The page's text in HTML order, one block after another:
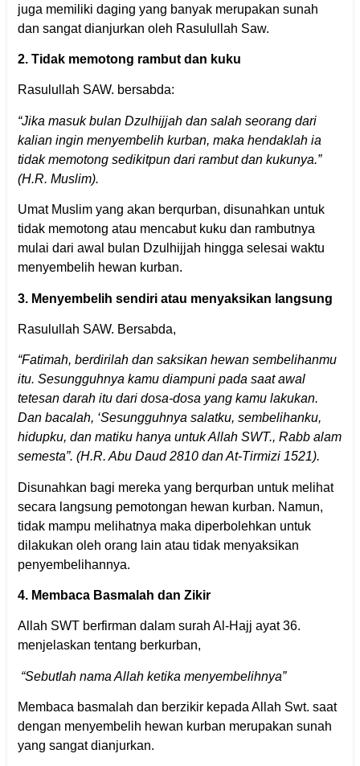
juga memiliki daging yang banyak merupakan sunah
dan sangat dianjurkan oleh Rasulullah Saw.
2. Tidak memotong rambut dan kuku
Rasulullah SAW. bersabda:
“Jika masuk bulan Dzulhijjah dan salah seorang dari
kalian ingin menyembelih kurban, maka hendaklah ia
tidak memotong sedikitpun dari rambut dan kukunya.”
(H.R. Muslim).
Umat Muslim yang akan berqurban, disunahkan untuk
tidak memotong atau mencabut kuku dan rambutnya
mulai dari awal bulan Dzulhijjah hingga selesai waktu
menyembelih hewan kurban.
3. Menyembelih sendiri atau menyaksikan langsung
Rasulullah SAW. Bersabda,
“Fatimah, berdirilah dan saksikan hewan sembelihanmu
itu. Sesungguhnya kamu diampuni pada saat awal
tetesan darah itu dari dosa-dosa yang kamu lakukan.
Dan bacalah, ‘Sesungguhnya salatku, sembelihanku,
hidupku, dan matiku hanya untuk Allah SWT., Rabb alam
semesta”. (H.R. Abu Daud 2810 dan At-Tirmizi 1521).
Disunahkan bagi mereka yang berqurban untuk melihat
secara langsung pemotongan hewan kurban. Namun,
tidak mampu melihatnya maka diperbolehkan untuk
dilakukan oleh orang lain atau tidak menyaksikan
penyembelihannya.
4. Membaca Basmalah dan Zikir
Allah SWT berfirman dalam surah Al-Hajj ayat 36.
menjelaskan tentang berkurban,
“Sebutlah nama Allah ketika menyembelihnya”
Membaca basmalah dan berzikir kepada Allah Swt. saat
dengan menyembelih hewan kurban merupakan sunah
yang sangat dianjurkan.